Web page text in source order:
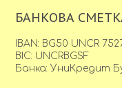
БАНКОВА
IBAN: BG50 UNCR
BIC: UNCRBGSF
Банка: УниКредит